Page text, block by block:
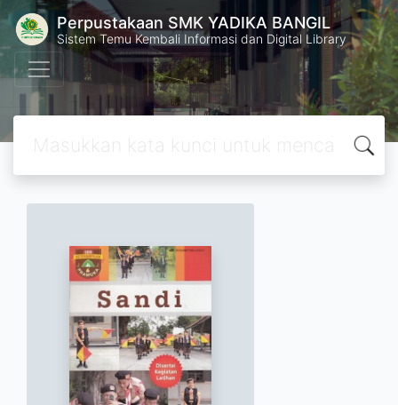
Perpustakaan SMK YADIKA BANGIL
Sistem Temu Kembali Informasi dan Digital Library